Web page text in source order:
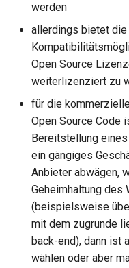
werden
allerdings bietet die
Open Source
weiterlizenziert zu
für die
Open Source Code
Bereitstellung
ein gängiges
Anbieter abwägen,
Geheimhaltung des
(beispielsweise
mit dem zugrunde
back-end), dann ist
wählen oder aber